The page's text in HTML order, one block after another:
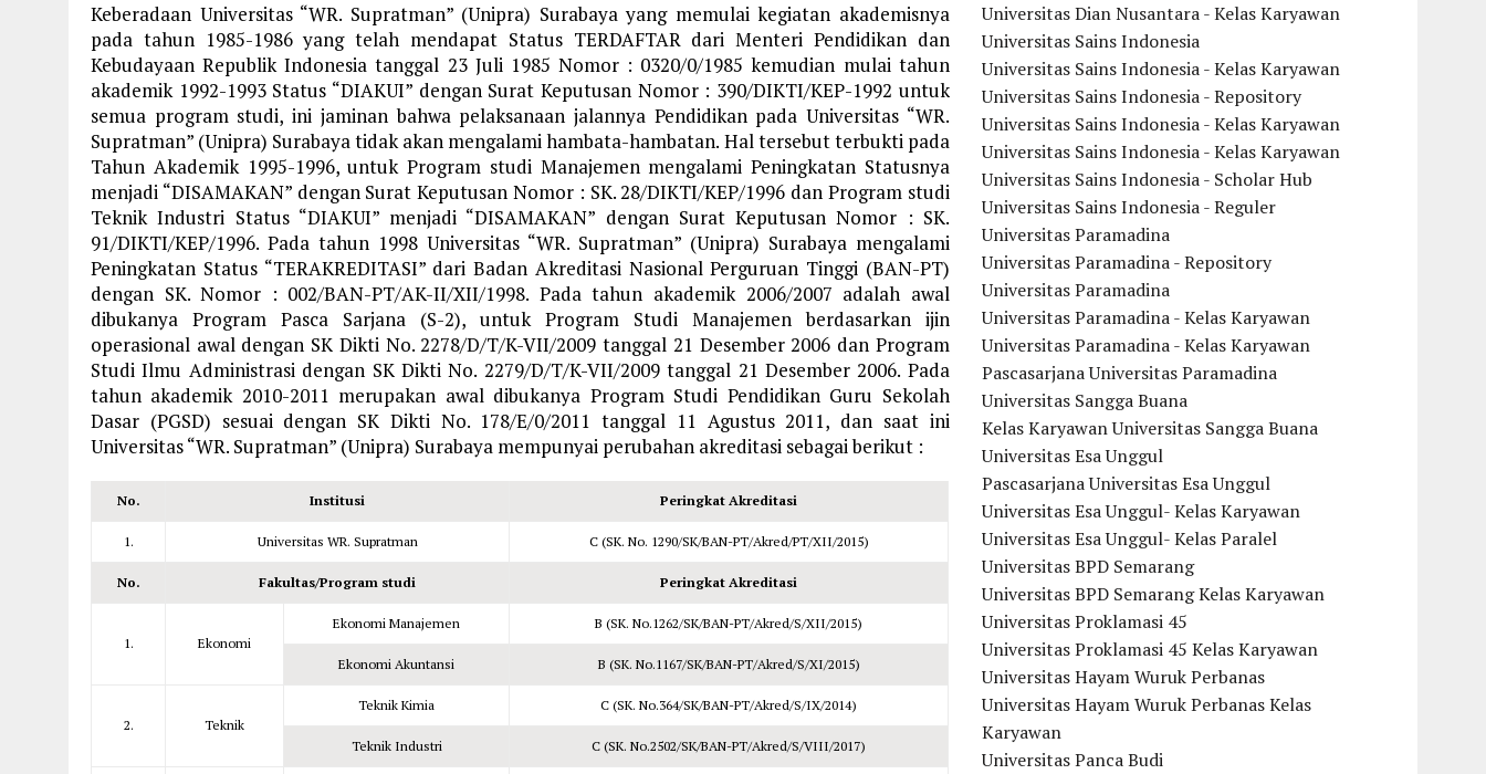
Keberadaan Universitas “WR. Supratman” (Unipra) Surabaya yang memulai kegiatan akademisnya
pada tahun 1985-1986 yang telah mendapat Status TERDAFTAR dari Menteri Pendidikan dan
Kebudayaan Republik Indonesia tanggal 23 Juli 1985 Nomor : 0320/0/1985 kemudian mulai tahun
akademik 1992-1993 Status “DIAKUI” dengan Surat Keputusan Nomor : 390/DIKTI/KEP-1992 untuk
semua program studi, ini jaminan bahwa pelaksanaan jalannya Pendidikan pada Universitas “WR.
Supratman” (Unipra) Surabaya tidak akan mengalami hambata-hambatan. Hal tersebut terbukti pada
Tahun Akademik 1995-1996, untuk Program studi Manajemen mengalami Peningkatan Statusnya
menjadi “DISAMAKAN” dengan Surat Keputusan Nomor : SK. 28/DIKTI/KEP/1996 dan Program studi
Teknik Industri Status “DIAKUI” menjadi “DISAMAKAN” dengan Surat Keputusan Nomor : SK.
91/DIKTI/KEP/1996. Pada tahun 1998 Universitas “WR. Supratman” (Unipra) Surabaya mengalami
Peningkatan Status “TERAKREDITASI” dari Badan Akreditasi Nasional Perguruan Tinggi (BAN-PT)
dengan SK. Nomor : 002/BAN-PT/AK-II/XII/1998. Pada tahun akademik 2006/2007 adalah awal
dibukanya Program Pasca Sarjana (S-2), untuk Program Studi Manajemen berdasarkan ijin
operasional awal dengan SK Dikti No. 2278/D/T/K-VII/2009 tanggal 21 Desember 2006 dan Program
Studi Ilmu Administrasi dengan SK Dikti No. 2279/D/T/K-VII/2009 tanggal 21 Desember 2006. Pada
tahun akademik 2010-2011 merupakan awal dibukanya Program Studi Pendidikan Guru Sekolah
Dasar (PGSD) sesuai dengan SK Dikti No. 178/E/0/2011 tanggal 11 Agustus 2011, dan saat ini
Universitas “WR. Supratman” (Unipra) Surabaya mempunyai perubahan akreditasi sebagai berikut :
No. Institusi Peringkat Akreditasi
1. Universitas WR. Supratman C (SK. No. 1290/SK/BAN-PT/Akred/PT/XII/2015)
No. Fakultas/Program studi Peringkat Akreditasi
1. Ekonomi
Ekonomi Manajemen B (SK. No.1262/SK/BAN-PT/Akred/S/XII/2015)
Ekonomi Akuntansi B (SK. No.1167/SK/BAN-PT/Akred/S/XI/2015)
2. Teknik
Teknik Kimia C (SK. No.364/SK/BAN-PT/Akred/S/IX/2014)
Teknik Industri C (SK. No.2502/SK/BAN-PT/Akred/S/VIII/2017)
Universitas Dian Nusantara - Kelas Karyawan
Universitas Sains Indonesia
Universitas Sains Indonesia - Kelas Karyawan
Universitas Sains Indonesia - Repository
Universitas Sains Indonesia - Kelas Karyawan
Universitas Sains Indonesia - Kelas Karyawan
Universitas Sains Indonesia - Scholar Hub
Universitas Sains Indonesia - Reguler
Universitas Paramadina
Universitas Paramadina - Repository
Universitas Paramadina
Universitas Paramadina - Kelas Karyawan
Universitas Paramadina - Kelas Karyawan
Pascasarjana Universitas Paramadina
Universitas Sangga Buana
Kelas Karyawan Universitas Sangga Buana
Universitas Esa Unggul
Pascasarjana Universitas Esa Unggul
Universitas Esa Unggul- Kelas Karyawan
Universitas Esa Unggul- Kelas Paralel
Universitas BPD Semarang
Universitas BPD Semarang Kelas Karyawan
Universitas Proklamasi 45
Universitas Proklamasi 45 Kelas Karyawan
Universitas Hayam Wuruk Perbanas
Universitas Hayam Wuruk Perbanas Kelas
Karyawan
Universitas Panca Budi